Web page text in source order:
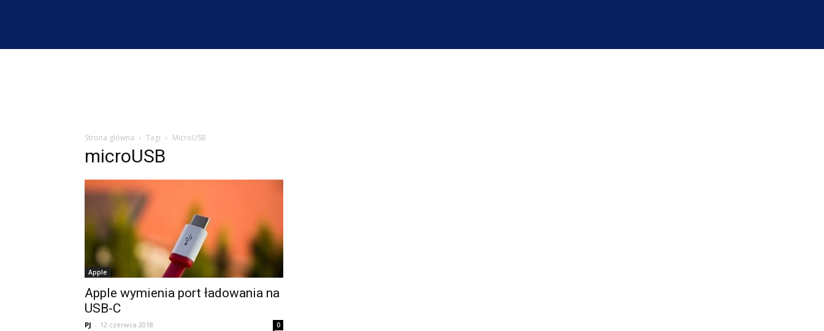
Strona główna Tagi MicroUSB
microUSB
Apple
Apple wymienia port ładowania na
USB-C
PJ - 12 czerwca 2018 0